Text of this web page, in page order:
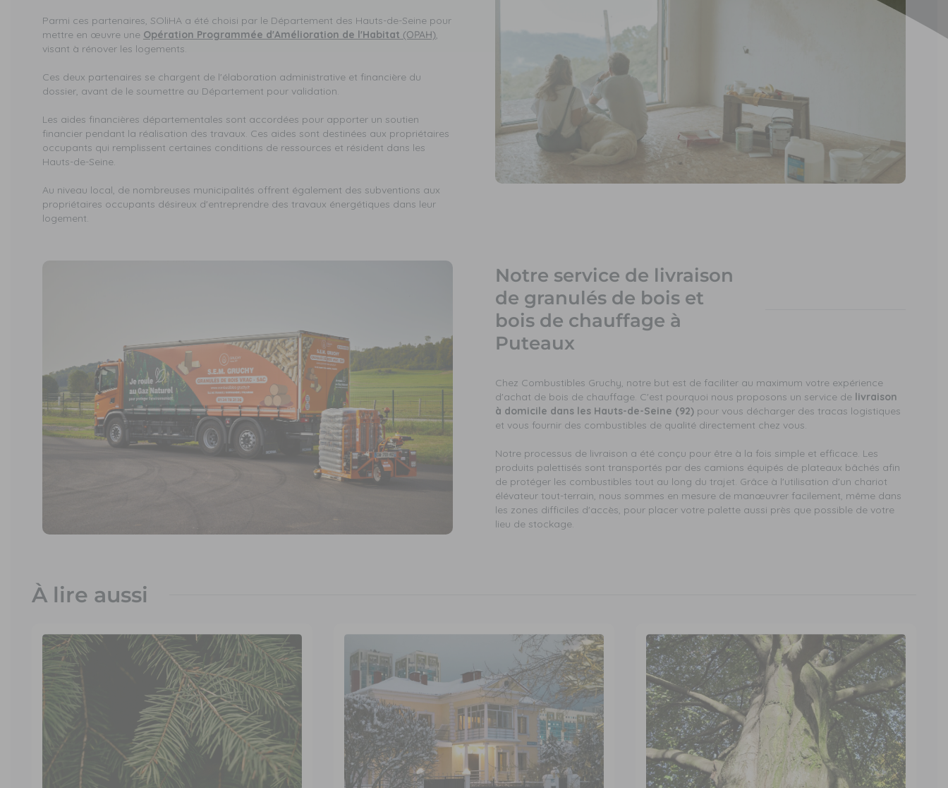
Parmi ces partenaires, SOliHA a été choisi par le Département des Hauts-de-Seine pour
mettre en œuvre une Opération Programmée d'Amélioration de l'Habitat (OPAH),
visant à rénover les logements.
Ces deux partenaires se chargent de l'élaboration administrative et financière du
dossier, avant de le soumettre au Département pour validation.
Les aides financières départementales sont accordées pour apporter un soutien
financier pendant la réalisation des travaux. Ces aides sont destinées aux propriétaires
occupants qui remplissent certaines conditions de ressources et résident dans les
Hauts-de-Seine.
Au niveau local, de nombreuses municipalités offrent également des subventions aux
propriétaires occupants désireux d'entreprendre des travaux énergétiques dans leur
logement.
Notre service de livraison
de granulés de bois et
bois de chauffage à
Puteaux
Chez Combustibles Gruchy, notre but est de faciliter au maximum votre expérience
d'achat de bois de chauffage. C'est pourquoi nous proposons un service de livraison
à domicile dans les Hauts-de-Seine (92) pour vous décharger des tracas logistiques
et vous fournir des combustibles de qualité directement chez vous.
Notre processus de livraison a été conçu pour être à la fois simple et efficace. Les
produits palettisés sont transportés par des camions équipés de plateaux bâchés afin
de protéger les combustibles tout au long du trajet. Grâce à l'utilisation d'un chariot
élévateur tout-terrain, nous sommes en mesure de manœuvrer facilement, même dans
les zones difficiles d'accès, pour placer votre palette aussi près que possible de votre
lieu de stockage.
À lire aussi